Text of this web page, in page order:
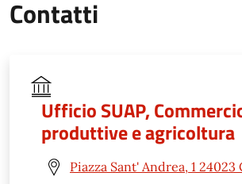
Contatti
Ufficio SUAP,
produttive e agricoltura
Piazza Sant' Andrea, 1 24023